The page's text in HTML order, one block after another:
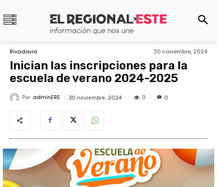
Rivadavia 30 noviembre, 2024
Inician las inscripciones para la
escuela de verano 2024-2025
Por adminERE 30 noviembre, 2024 0 0